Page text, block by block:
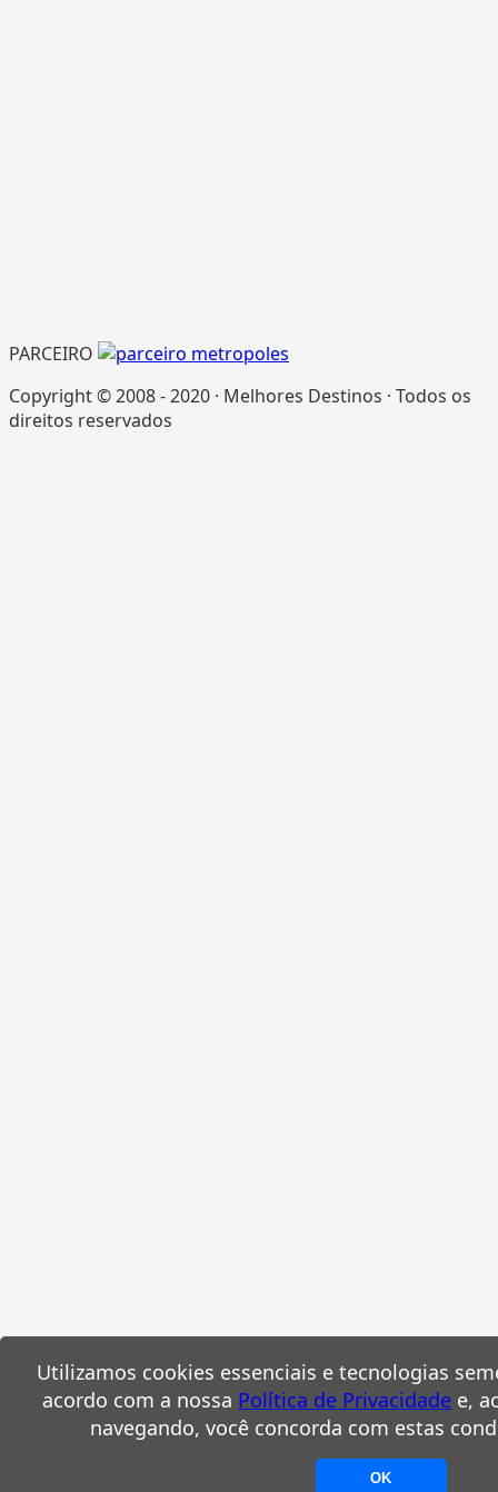
PARCEIRO
Copyright © 2008 - 2020 · Melhores Destinos · Todos os
direitos reservados
Utilizamos cookies essenciais e tecnologias
acordo com a nossa Política de Privacidade e,
navegando, você concorda com estas
OK